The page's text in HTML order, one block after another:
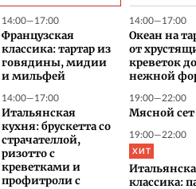
14:00—17:00
Французская
классика: тартар из
говядины, мидии
и мильфей
14:00—17:00
Итальянская
кухня: брускетта со
страчателлой,
ризотто с
креветками и
профитроли с
14:00—17:00
Океан на
от
креветок до
нежной
19:00—22:00
Мясной сет
19:00—22:00
ХИТ
классика: